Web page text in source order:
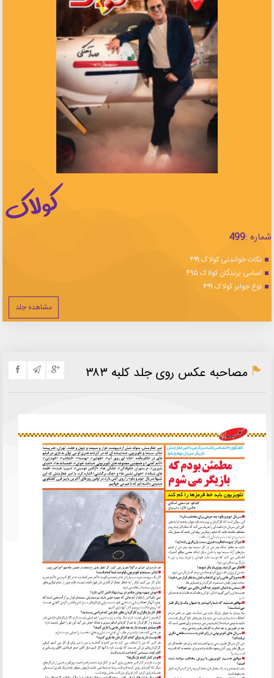
شماره :499
نکات خواندنی کولاک ۴۹۹
اسامی برندگان کولاک ۴۹۵
نوع جوایز کولاک ۴۹۹
مشاهده جلد
مصاحبه عکس روی جلد کلبه ۳۸۳